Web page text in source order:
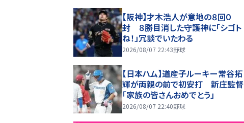
【阪神】才木浩人が意地の８回０
封 ８勝目消した守護神に「シゴト
ね！」冗談でいたわる
2026/08/07 22:43野球
【日本ハム】道産子ルーキー常谷拓
輝が両親の前で初安打 新庄監督
「家族の皆さんおめでとう」
2026/08/07 22:40野球